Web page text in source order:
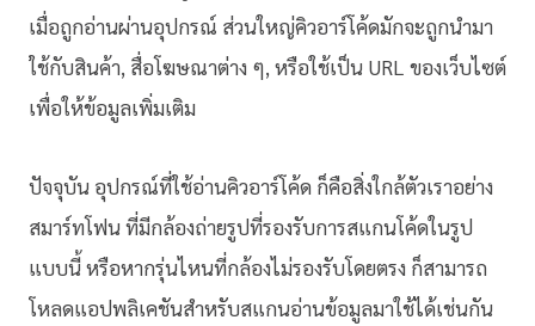
เมื่อถูกอ่านผ่านอุปกรณ์ ส่วนใหญ่คิวอาร์โค้ดมักจะถูกนำมา
ใช้กับสินค้า, สื่อโฆษณาต่าง ๆ, หรือใช้เป็น URL ของเว็บไซต์
เพื่อให้ข้อมูลเพิ่มเติม
ปัจจุบัน อุปกรณ์ที่ใช้อ่านคิวอาร์โค้ด ก็คือสิ่งใกล้ตัวเราอย่าง
สมาร์ทโฟน ที่มีกล้องถ่ายรูปที่รองรับการสแกนโค้ดในรูป
แบบนี้ หรือหากรุ่นไหนที่กล้องไม่รองรับโดยตรง ก็สามารถ
โหลดแอปพลิเคชันสำหรับสแกนอ่านข้อมูลมาใช้ได้เช่นกัน